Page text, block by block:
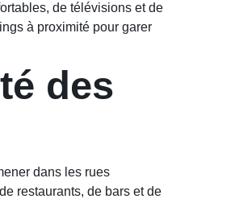
de télévisions et de
à proximité pour garer
des
dans les rues
restaurants, de bars et de